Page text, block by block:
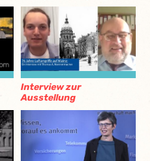
Interview zur
Ausstellung